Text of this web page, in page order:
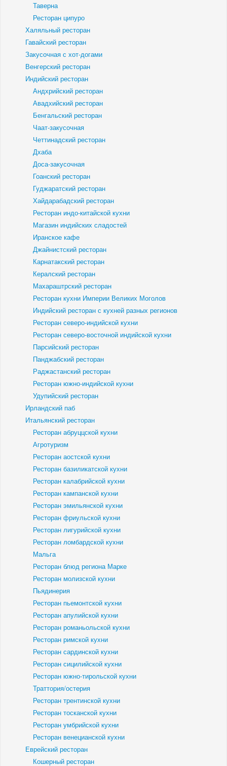
Таверна
Ресторан ципуро
Халяльный ресторан
Гавайский ресторан
Закусочная с хот-догами
Венгерский ресторан
Индийский ресторан
Андхрийский ресторан
Авадхийский ресторан
Бенгальский ресторан
Чаат-закусочная
Четтинадский ресторан
Дхаба
Доса-закусочная
Гоанский ресторан
Гуджаратский ресторан
Хайдарабадский ресторан
Ресторан индо-китайской кухни
Магазин индийских сладостей
Иранское кафе
Джайнистский ресторан
Карнатакский ресторан
Кералский ресторан
Махараштрский ресторан
Ресторан кухни Империи Великих Моголов
Индийский ресторан с кухней разных регионов
Ресторан северо-индийской кухни
Ресторан северо-восточной индийской кухни
Парсийский ресторан
Панджабский ресторан
Раджастанский ресторан
Ресторан южно-индийской кухни
Удупийский ресторан
Ирландский паб
Итальянский ресторан
Ресторан абруццской кухни
Агротуризм
Ресторан аостской кухни
Ресторан базиликатской кухни
Ресторан калабрийской кухни
Ресторан кампанской кухни
Ресторан эмильянской кухни
Ресторан фриульской кухни
Ресторан лигурийской кухни
Ресторан ломбардской кухни
Мальга
Ресторан блюд региона Марке
Ресторан молизской кухни
Пьядинерия
Ресторан пьемонтской кухни
Ресторан апулийской кухни
Ресторан романьольской кухни
Ресторан римской кухни
Ресторан сардинской кухни
Ресторан сицилийской кухни
Ресторан южно-тирольской кухни
Траттория/остерия
Ресторан трентинской кухни
Ресторан тосканской кухни
Ресторан умбрийской кухни
Ресторан венецианской кухни
Еврейский ресторан
Кошерный ресторан